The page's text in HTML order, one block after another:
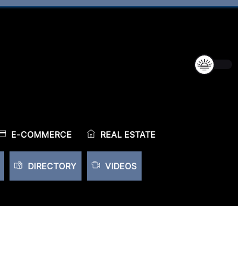
E-COMMERCE REAL ESTATE
DIRECTORY VIDEOS